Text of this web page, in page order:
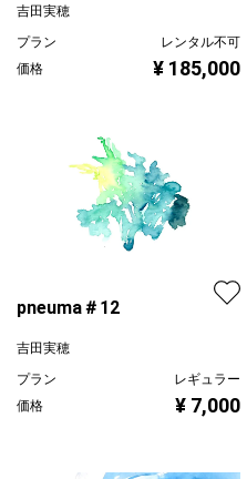
吉田実穂
プラン
レンタル不可
価格
¥ 185,000
pneuma＃12
吉田実穂
プラン
レギュラー
価格
¥ 7,000